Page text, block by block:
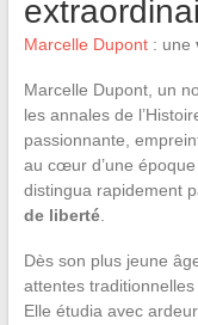
Marcelle Dupont: une
Marcelle Dupont, un
les annales de
passionnante,
au cœur d’une
distingua rapidement
de liberté.
Dès son plus jeune
attentes
Elle étudia avec